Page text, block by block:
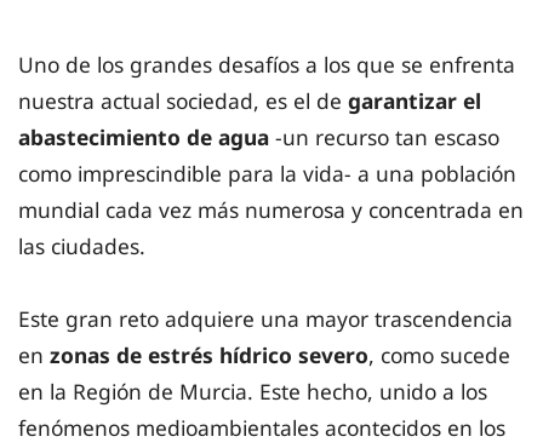
Uno de los grandes desafíos a los que se enfrenta
nuestra actual sociedad, es el de garantizar el
abastecimiento de agua -un recurso tan escaso
como imprescindible para la vida- a una población
mundial cada vez más numerosa y concentrada en
las ciudades.
Este gran reto adquiere una mayor trascendencia
en zonas de estrés hídrico severo, como sucede
en la Región de Murcia. Este hecho, unido a los
fenómenos medioambientales acontecidos en los